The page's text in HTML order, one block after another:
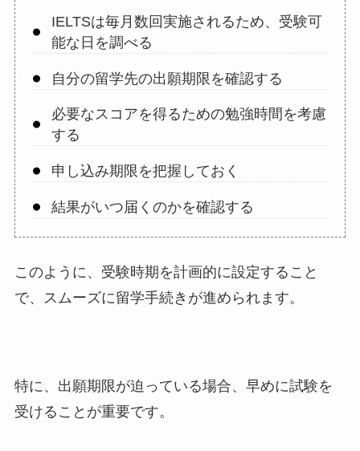
IELTSは毎月数回実施されるため、受験可
能な日を調べる
自分の留学先の出願期限を確認する
必要なスコアを得るための勉強時間を考慮
する
申し込み期限を把握しておく
結果がいつ届くのかを確認する
このように、受験時期を計画的に設定すること
で、スムーズに留学手続きが進められます。
特に、出願期限が迫っている場合、早めに試験を
受けることが重要です。